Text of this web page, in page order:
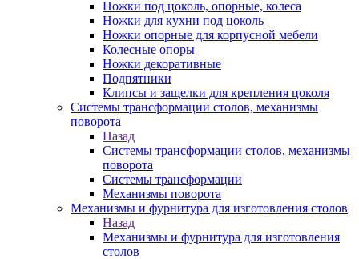
Ножки под цоколь, опорные, колеса
Ножки для кухни под цоколь
Ножки опорные для корпусной мебели
Колесные опоры
Ножки декоративные
Подпятники
Клипсы и защелки для крепления цоколя
Системы трансформации столов, механизмы
поворота
Назад
Системы трансформации столов, механизмы
поворота
Системы трансформации
Механизмы поворота
Механизмы и фурнитура для изготовления столов
Назад
Механизмы и фурнитура для изготовления
столов